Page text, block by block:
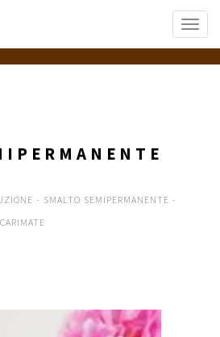
- SMALTO SEMIPERMANENTE -